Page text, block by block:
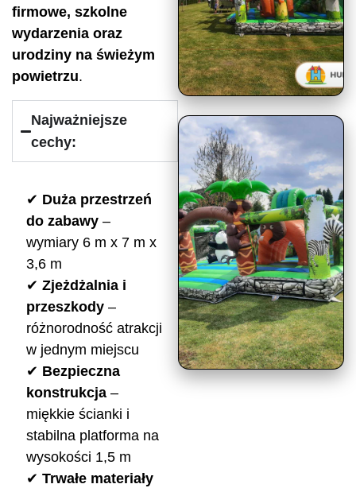
firmowe, szkolne
wydarzenia oraz
urodziny na świeżym
powietrzu.
Najważniejsze
cechy:
✔ Duża przestrzeń
do zabawy –
wymiary 6 m x 7 m x
3,6 m
✔ Zjeżdżalnia i
przeszkody –
różnorodność atrakcji
w jednym miejscu
✔ Bezpieczna
konstrukcja –
miękkie ścianki i
stabilna platforma na
wysokości 1,5 m
✔ Trwałe materiały